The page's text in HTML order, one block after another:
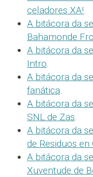
celadores XA!.
A bitácora da
Bahamonde
A bitácora da
Intro.
A bitácora da
fanática.
A bitácora da
SNL de Zas.
A bitácora da
de Residuos en
A bitácora da
Xuventude de